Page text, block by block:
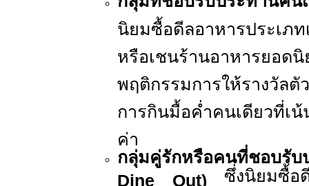
นิยมซื้อดีลอาหารประเภท
หรือเชนร้านอาหาร
พฤติกรรมการให้รางวัลตั
การกินมื้อค่ำคนเดียวที่เ
ค่า
กลุ่มคู่รักหรือคนที่ชอบรับ
Dine Out) ซึ่งนิยมซื้อ